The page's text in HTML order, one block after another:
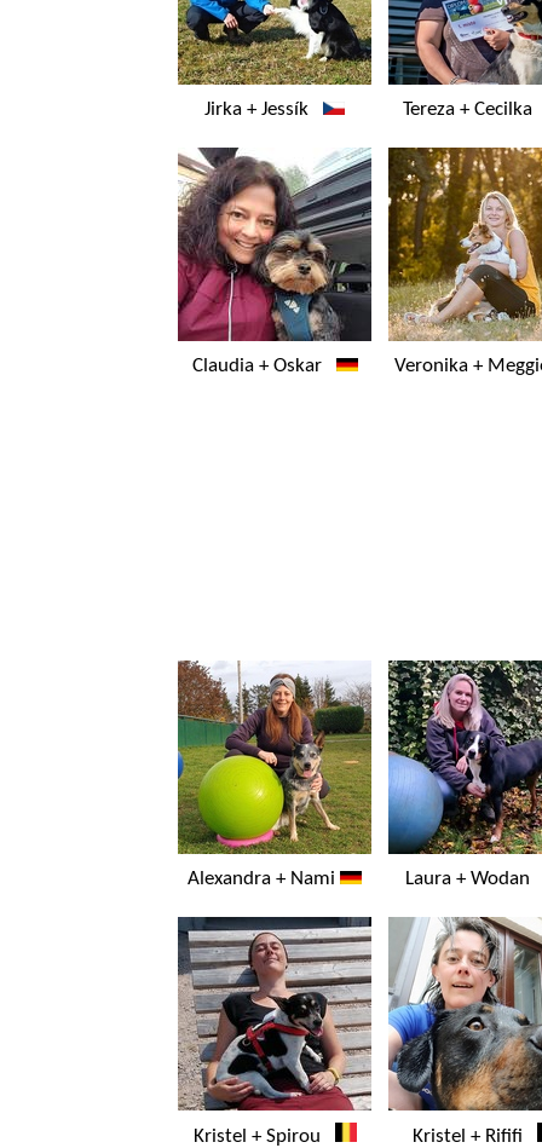
Jirka + Jessík Tereza +
Claudia + Oskar Veronika +
Alexandra + Nami Laura +
Kristel + Spirou Kristel + Rififi